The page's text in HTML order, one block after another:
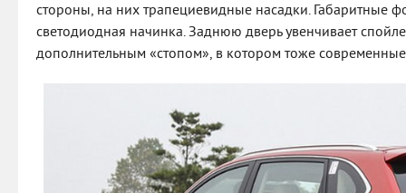
стороны, на них трапециевидные насадки. Габаритные
светодиодная начинка. Заднюю дверь увенчивает
дополнительным «стопом», в котором тоже